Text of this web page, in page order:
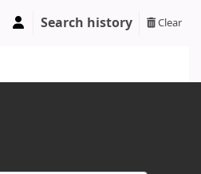
Search history Clear